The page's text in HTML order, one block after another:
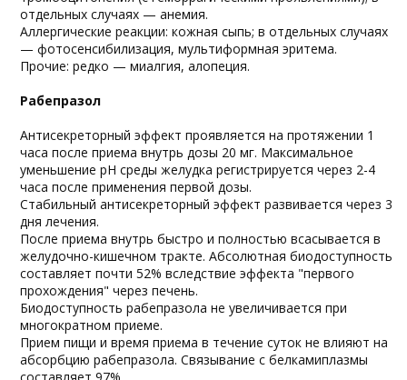
отдельных случаях — анемия.
Аллергические реакции: кожная сыпь; в отдельных случаях
— фотосенсибилизация, мультиформная эритема.
Прочие: редко — миалгия, алопеция.
Рабепразол
Антисекреторный эффект проявляется на протяжении 1
часа после приема внутрь дозы 20 мг. Максимальное
уменьшение рН среды желудка регистрируется через 2-4
часа после применения первой дозы.
Стабильный антисекреторный эффект развивается через 3
дня лечения.
После приема внутрь быстро и полностью всасывается в
желудочно-кишечном тракте. Абсолютная биодоступность
составляет почти 52% вследствие эффекта "первого
прохождения" через печень.
Биодоступность рабепразола не увеличивается при
многократном приеме.
Прием пищи и время приема в течение суток не влияют на
абсорбцию рабепразола. Связывание с белкамиплазмы